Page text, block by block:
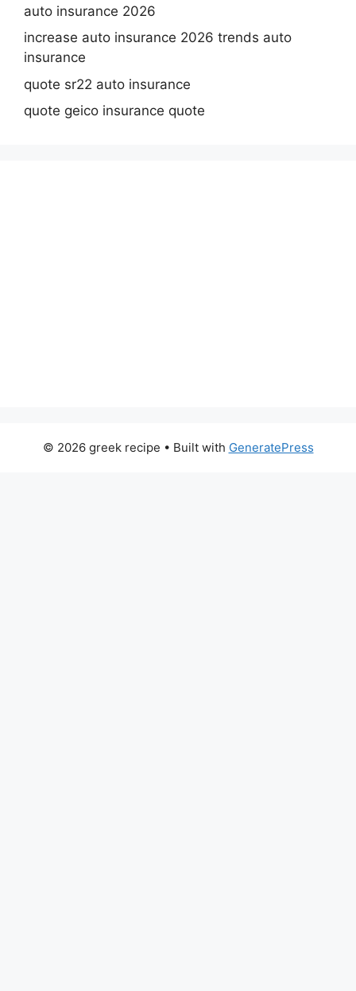
auto insurance 2026
increase auto insurance 2026 trends auto
insurance
quote sr22 auto insurance
quote geico insurance quote
© 2026 greek recipe • Built with GeneratePress